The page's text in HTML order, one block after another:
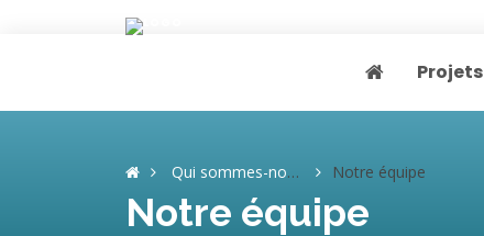
Page home
Projets
Qui sommes-nous ? Notre équipe
Notre équipe